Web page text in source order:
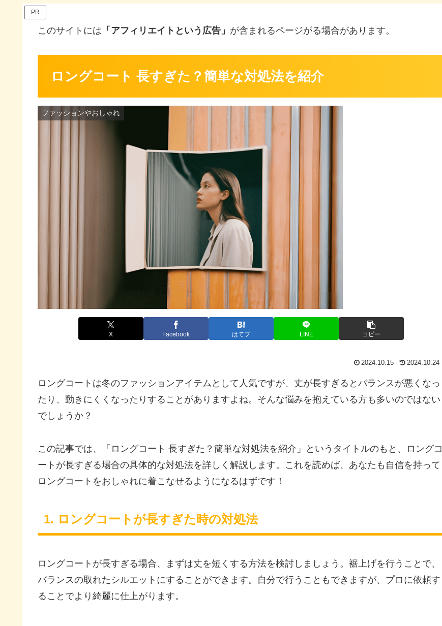
PR
このサイトには 「アフィリエイトという広告」 が含まれるページがる場合があります。
ロングコート 長すぎた？簡単な対処法を紹介
ファッションやおしゃれ
X Facebook はてブ LINE コピー
2024.10.15 2024.10.24
ロングコートは冬のファッションアイテムとして人気ですが、丈が長すぎるとバランスが悪くなっ
たり、動きにくくなったりすることがありますよね。そんな悩みを抱えている方も多いのではない
でしょうか？
この記事では、「ロングコート 長すぎた？簡単な対処法を紹介」というタイトルのもと、ロングコ
ートが長すぎる場合の具体的な対処法を詳しく解説します。これを読めば、あなたも自信を持って
ロングコートをおしゃれに着こなせるようになるはずです！
1. ロングコートが長すぎた時の対処法
ロングコートが長すぎる場合、まずは丈を短くする方法を検討しましょう。裾上げを行うことで、
バランスの取れたシルエットにすることができます。自分で行うこともできますが、プロに依頼す
ることでより綺麗に仕上がります。